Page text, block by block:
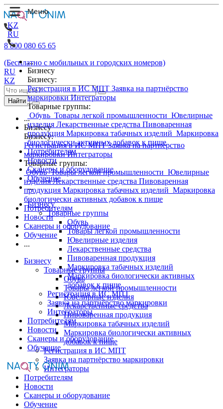
KZ
RU
...
Бизнесу
Бизнесу:
Регистрация в ИС МПТ Заявка на партнёрство
маркировкиИнтеграторы
Товарные группы:
Обувь Товары легкой промышленности Ювелирные
изделия Лекарственные средства Пивоваренная
продукция Маркировка табачных изделий Маркировка
биологически активных добавок к пище
Потребителям
Новости
Сканеры и оборудование
Обучение
...
Бизнесу
Товарные группы
Обувь
Товары легкой промышленности
Ювелирные изделия
Лекарственные средства
Пивоваренная продукция
Маркировка табачных изделий
Маркировка биологически активных
добавок к пище
Регистрация в ИС МПТ
Заявка на партнёрство маркировки
Интеграторы
Потребителям
Новости
Сканеры и оборудование
Обучение
8 800 080 65 65
(Бесплатно с мобильных и городских номеров)
RU
KZ
Найти
...
Бизнесу
Бизнесу:
Регистрация в ИС МПТЗаявка на партнёрство
маркировкиИнтеграторы
Товарные группы:
ОбувьТовары легкой промышленности Ювелирные
изделияЛекарственные средства Пивоваренная
продукция Маркировка табачных изделий Маркировка
биологически активных добавок к пище
Потребителям
Новости
Сканеры и оборудование
Обучение
...
Бизнесу
Товарные группы
Обувь
Товары легкой промышленности
Ювелирные изделия
Лекарственные средства
Пивоваренная продукция
Маркировка табачных изделий
Маркировка биологически активных
добавок к пище
Регистрация в ИС МПТ
Заявка на партнёрство маркировки
Интеграторы
Потребителям
Новости
Сканеры и оборудование
Обучение